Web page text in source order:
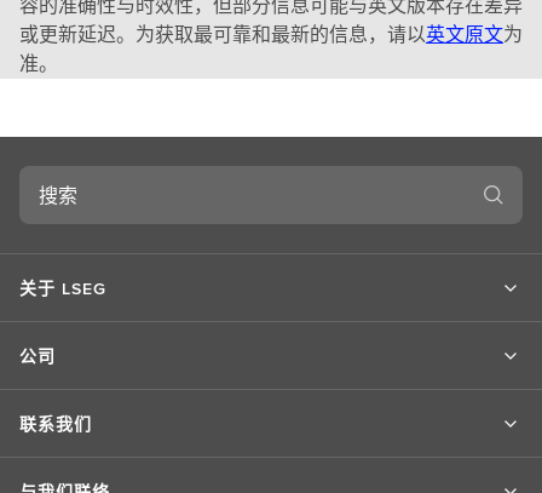
或更新延迟。为获取最可靠和最新的信息，请以英文原文为
准。
搜
关于 LSEG
公司
联系我们